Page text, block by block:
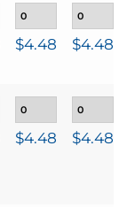
$4.48 $4.48
$4.48 $4.48